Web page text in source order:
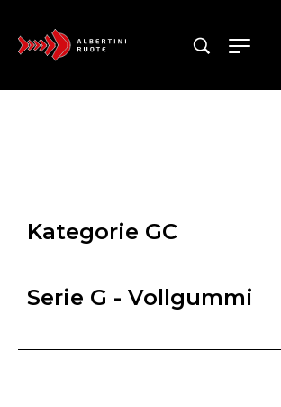
Kategorie GC
Serie G - Vollgummi